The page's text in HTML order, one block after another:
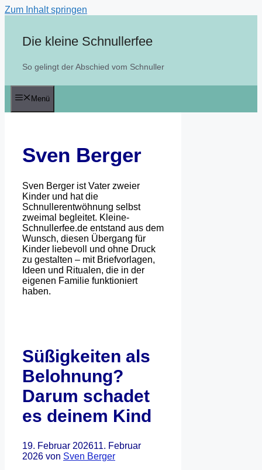
Zum Inhalt springen
Die kleine Schnullerfee
So gelingt der Abschied vom Schnuller
Menü
Sven Berger
Sven Berger ist Vater zweier
Kinder und hat die
Schnullerentwöhnung selbst
zweimal begleitet. Kleine-
Schnullerfee.de entstand aus dem
Wunsch, diesen Übergang für
Kinder liebevoll und ohne Druck
zu gestalten – mit Briefvorlagen,
Ideen und Ritualen, die in der
eigenen Familie funktioniert
haben.
Süßigkeiten als
Belohnung?
Darum schadet
es deinem Kind
19. Februar 202611. Februar
2026 von Sven Berger